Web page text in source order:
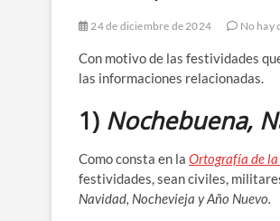
24 de diciembre de 2024 No hay
Con motivo de las festividades
las informaciones relacionadas.
1) Nochebuena,
Como consta en la Ortografía de
festividades, sean civiles,
Navidad, Nochevieja y Año Nuevo.